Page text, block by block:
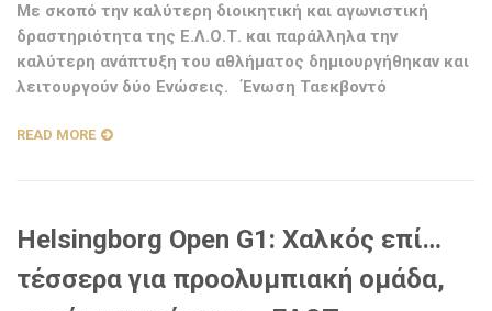
Με σκοπό την καλύτερη διοικητική και αγωνιστική
δραστηριότητα της Ε.Λ.Ο.Τ. και παράλληλα την
καλύτερη ανάπτυξη του αθλήματος δημιουργήθηκαν και
λειτουργούν δύο Ενώσεις. Ένωση Ταεκβοντό
READ MORE
Helsingborg Open G1: Χαλκός επί…
τέσσερα για προολυμπιακή ομάδα,